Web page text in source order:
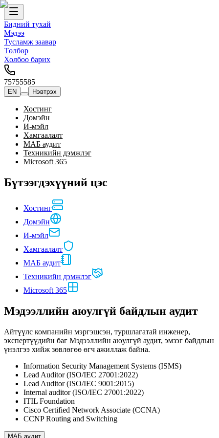
Бидний тухай
Мэдээ
Тусламж заавар
Төлбөр
Холбоо барих
75755585
EN Нэвтрэх
Хостинг
Домэйн
И-мэйл
Хамгаалалт
МАБ аудит
Техникийн дэмжлэг
Microsoft 365
Бүтээгдэхүүний цэс
Хостинг
Домэйн
И-мэйл
Хамгаалалт
МАБ аудит
Техникийн дэмжлэг
Microsoft 365
Мэдээллийн аюулгүй байдлын аудит
Айтүүлс компанийн мэргэшсэн, туршлагатай инженер,
экспертүүдийн баг Мэдээллийн аюулгүй аудит, эмзэг байдлын
үнэлгээ хийж зөвлөгөө өгч ажиллаж байна.
Information Security Management Systems (ISMS)
Lead Auditor (ISO/IEC 27001:2022)
Lead Auditor (ISO/IEC 9001:2015)
Internal auditor (ISO/IEC 27001:2022)
ITIL Foundation
Cisco Certified Network Associate (CCNA)
CCNP Routing and Switching
МАБ аудит